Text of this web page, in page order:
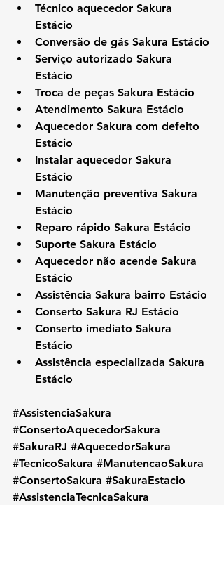
Técnico aquecedor Sakura
Estácio
Conversão de gás Sakura Estácio
Serviço autorizado Sakura
Estácio
Troca de peças Sakura Estácio
Atendimento Sakura Estácio
Aquecedor Sakura com defeito
Estácio
Instalar aquecedor Sakura
Estácio
Manutenção preventiva Sakura
Estácio
Reparo rápido Sakura Estácio
Suporte Sakura Estácio
Aquecedor não acende Sakura
Estácio
Assistência Sakura bairro Estácio
Conserto Sakura RJ Estácio
Conserto imediato Sakura
Estácio
Assistência especializada Sakura
Estácio
#AssistenciaSakura
#ConsertoAquecedorSakura
#SakuraRJ #AquecedorSakura
#TecnicoSakura #ManutencaoSakura
#ConsertoSakura #SakuraEstacio
#AssistenciaTecnicaSakura